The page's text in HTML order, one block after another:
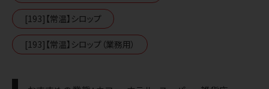
[193]【常温】シロップ
[193]【常温】シロップ（業務用）